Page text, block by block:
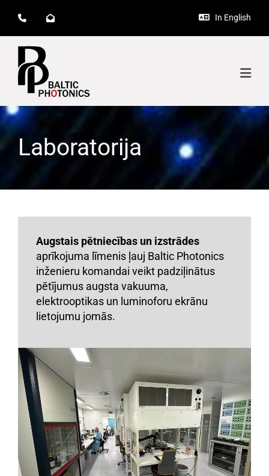
   In English
Laboratorija
Augstais pētniecības un izstrādes
aprīkojuma līmenis ļauj Baltic Photonics
inženieru komandai veikt padziļinātus
pētījumus augsta vakuuma,
elektrooptikas un luminoforu ekrānu
lietojumu jomās.